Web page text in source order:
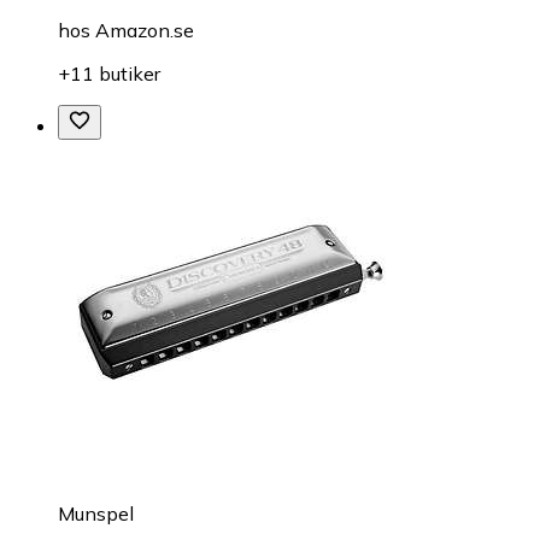
hos Amazon.se
+11 butiker
Munspel